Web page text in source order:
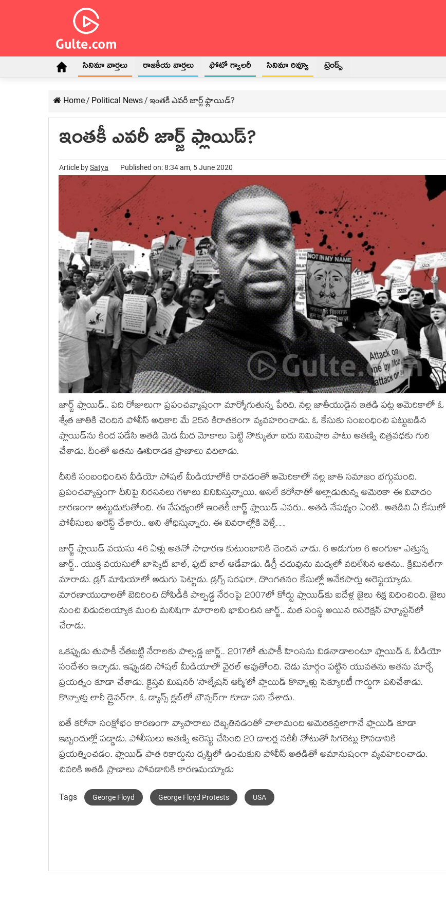
సినిమా వార్తలు రాజకీయ వార్తలు ఫోటో గ్యాలరీ సినిమా రివ్యూ ట్రెండ్స్
Home/ Political News/ ఇంతకీ ఎవరీ జార్జ్ ఫ్లాయిడ్?
ఇంతకీ ఎవరీ జార్జ్ ఫ్లాయిడ్?
Article bySatya Published on: 8:34 am, 5 June 2020
జార్జ్ ఫ్లాయిడ్.. పది రోజులుగా ప్రపంచవ్యాప్తంగా మార్మోగుతున్న పేరిది. నల్ల జాతీయుడైన ఇతడి పట్ల అమెరికాలో ఓ
శ్వేత జాతికి చెందిన పోలీస్ అధికారి మే 25న కిరాతకంగా వ్యవహరించాడు. ఓ కేసుకు సంబంధించి పట్టుబడిన
ఫ్లాయిడ్‌‌ను కింద పడేసి అతడి మెడ మీద మోకాలు పెట్టి నొక్కుతూ ఐదు నిమిషాల పాటు అతణ్ని చిత్రవధకు గురి
చేశాడు. దీంతో అతను ఊపిరాడక ప్రాణాలు వదిలాడు.
దీనికి సంబంధించిన వీడియో సోషల్ మీడియాలోకి రావడంతో అమెరికాలో నల్ల జాతి సమాజం భగ్గుమంది.
ప్రపంచవ్యాప్తంగా దీనిపై నిరసనలు గళాలు వినిపిస్తున్నాయి. అసలే కరోనాతో అల్లాడుతున్న అమెరికా ఈ వివాదం
కారణంగా అట్టుడుకుతోంది. ఈ నేపథ్యంలో ఇంతకీ జార్జ్ ఫ్లాయిడ్ ఎవరు.. అతడి నేపథ్యం ఏంటి.. అతడిని ఏ కేసులో
పోలీసులు అరెస్ట్ చేశారు.. అని శోధిస్తున్నారు. ఈ వివరాల్లోకి వెళ్తే…
జార్జ్ ఫ్లాయిడ్ వయసు 46 ఏళ్లు అతనో సాధారణ కుటుంబానికి చెందిన వాడు. 6 అడుగుల 6 అంగుళా ఎత్తున్న
జార్జ్.. యుక్త వయసులో బాస్కెట్ బాల్, ఫుట్ బాల్ ఆడేవాడు. డిగ్రీ చదువును మధ్యలో వదిలేసిన అతను.. క్రిమినల్‌గా
మారాడు. డ్రగ్ మాఫియాలో అడుగు పెట్టాడు. డ్రగ్స్‌ సరఫరా, దొంగతనం కేసుల్లో అనేకసార్లు అరెస్టయ్యాడు.
మారణాయుధాలతో బెదిరించి దోపిడీకి పాల్పడ్డ నేరంపై 2007లో కోర్టు ఫ్లాయిడ్‌కు ఐదేళ్ల జైలు శిక్ష విధించింది. జైలు
నుంచి విడుదలయ్యాక మంచి మనిషిగా మారాలని భావించిన జార్జ్‌.. మత సంస్థ అయిన రిసరెక్షన్‌ హ్యూస్టన్‌లో
చేరాడు.
ఒకప్పుడు తుపాకీ చేతబట్టి నేరాలకు పాల్పడ్డ జార్జ్.. 2017లో తుపాకీ హింసను విడనాడాలంటూ ఫ్లాయిడ్‌ ఓ వీడియో
సందేశం ఇచ్చాడు. ఇప్పుడది సోషల్ మీడియాలో వైరల్ అవుతోంది. చెడు మార్గం పట్టిన యువతను అతను మార్చే
ప్రయత్నం కూడా చేశాడు. క్రైస్తవ మిషనరీ ‘సాల్వేషన్‌ ఆర్మీ’లో ప్లాయిడ్‌ కొన్నాళ్లు సెక్యూరిటీ గార్డుగా పనిచేశాడు.
కొన్నాళ్లు లారీ డ్రైవర్‌గా, ఓ డ్యాన్స్‌ క్లబ్‌లో బౌన్సర్‌గా కూడా పని చేశాడు.
ఐతే కరోనా సంక్షోభం కారణంగా వ్యాపారాలు దెబ్బతినడంతో చాలామంది అమెరికన్లలాగానే ఫ్లాయిడ్‌ కూడా
ఇబ్బందుల్లో పడ్డాడు. పోలీసులు అతణ్ని అరెస్టు చేసింది 20 డాలర్ల నకిలీ నోటుతో సిగరెట్లు కొనడానికి
ప్రయత్నించడం. ఫ్లాయిడ్ పాత రికార్డును దృష్టిలో ఉంచుకుని పోలీస్ అతడితో అమానుషంగా వ్యవహరించాడు.
చివరికి అతడి ప్రాణాలు పోవడానికి కారణమయ్యాడు
Tags George Floyd George Floyd Protests USA